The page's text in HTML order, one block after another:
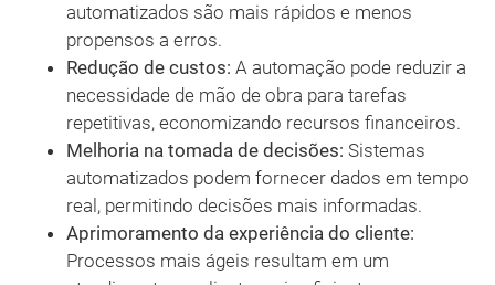
automatizados são mais rápidos e menos
propensos a erros.
Redução de custos: A automação pode reduzir a
necessidade de mão de obra para tarefas
repetitivas, economizando recursos financeiros.
Melhoria na tomada de decisões: Sistemas
automatizados podem fornecer dados em tempo
real, permitindo decisões mais informadas.
Aprimoramento da experiência do cliente:
Processos mais ágeis resultam em um